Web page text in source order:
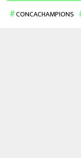
CONCACHAMPIONS